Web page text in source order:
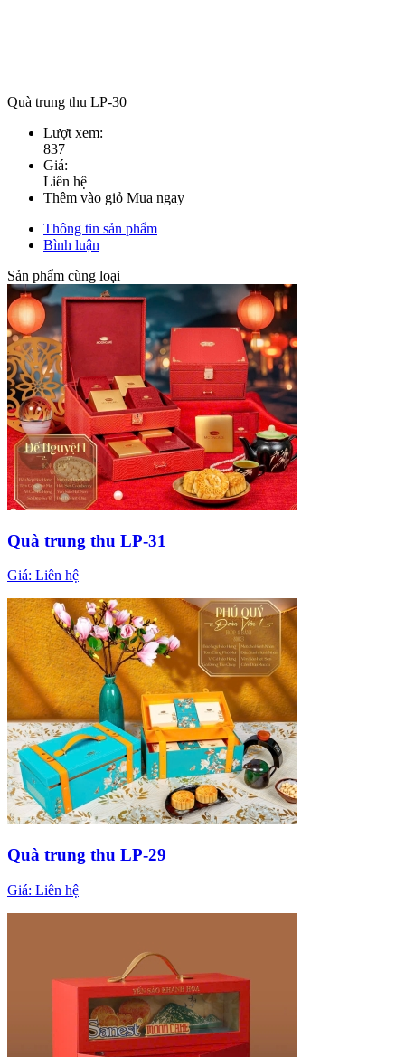
Quà trung thu LP-30
Lượt xem:
837
Giá:
Liên hệ
Thêm vào giỏ Mua ngay
Thông tin sản phẩm
Bình luận
Sản phẩm cùng loại
Quà trung thu LP-31
Giá: Liên hệ
Quà trung thu LP-29
Giá: Liên hệ